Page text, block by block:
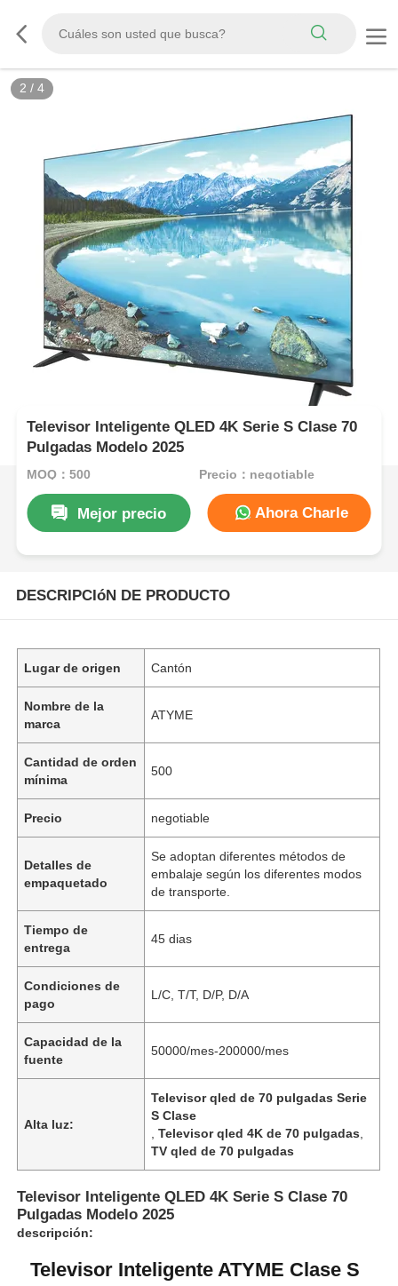
2 / 4
Televisor Inteligente QLED 4K Serie S Clase 70
Pulgadas Modelo 2025
MOQ：500 Precio：negotiable
Mejor precio Ahora Charle
DESCRIPCIóN DE PRODUCTO
Lugar de origen Cantón
Nombre de la
marca
ATYME
Cantidad de orden
mínima
500
Precio negotiable
Detalles de
empaquetado
Se adoptan diferentes métodos de
embalaje según los diferentes modos
de transporte.
Tiempo de
entrega
45 dias
Condiciones de
pago
L/C, T/T, D/P, D/A
Capacidad de la
fuente
50000/mes-200000/mes
Alta luz:
Televisor qled de 70 pulgadas Serie
S Clase
,Televisor qled 4K de 70 pulgadas
TV qled de 70 pulgadas
Televisor Inteligente QLED 4K Serie S Clase 70
Pulgadas Modelo 2025
descripción:
Televisor Inteligente ATYME Clase S